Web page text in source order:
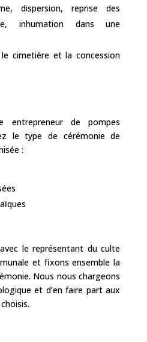
dispersion, reprise des
inhumation dans une
le cimetière et la concession
entrepreneur de pompes
le type de cérémonie de
:
le représentant du culte
et fixons ensemble la
Nous nous chargeons
et d’en faire part aux